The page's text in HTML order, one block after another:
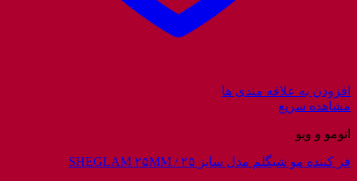
افزودن به علاقه مندی ها
مشاهده سریع
اتومو و ویو
فر کننده مو شیگلم مدل سایز ۲۵ / SHEGLAM ۲۵MM